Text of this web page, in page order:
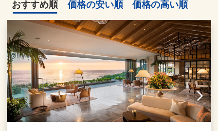
おすすめ順
価格の安い順 価格の高い順